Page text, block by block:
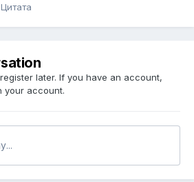
Цитата
later. If you have an account,
your account.